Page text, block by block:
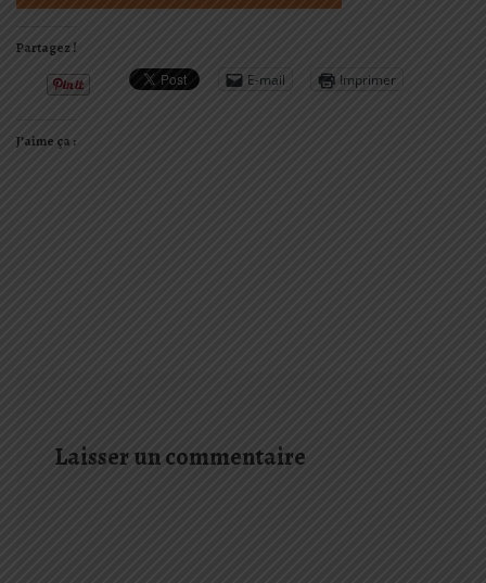
Partagez !
E-mail Imprimer
J’aime ça :
Laisser un commentaire